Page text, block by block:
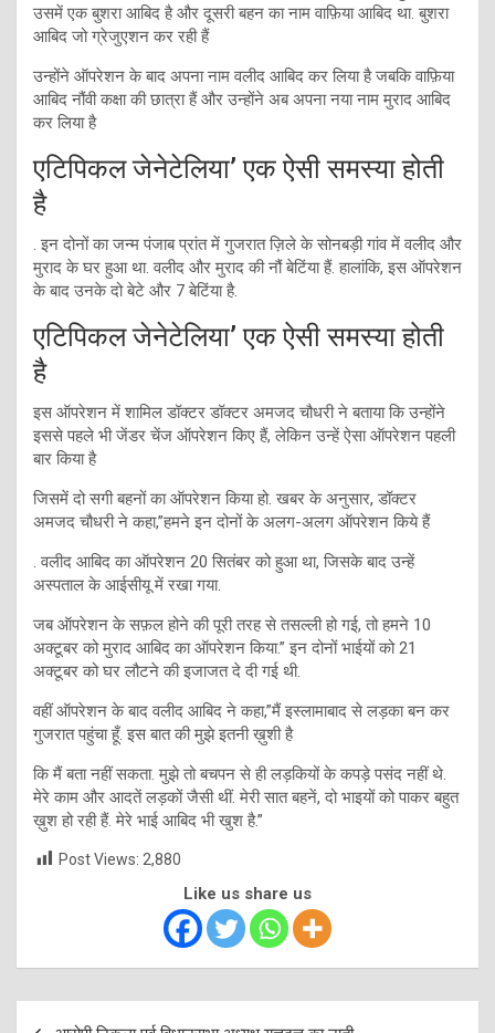
उसमें एक बुशरा आबिद है और दूसरी बहन का नाम वाफ़िया आबिद था. बुशरा
आबिद जो ग्रेजुएशन कर रही हैं
उन्होंने ऑपरेशन के बाद अपना नाम वलीद आबिद कर लिया है जबकि वाफ़िया
आबिद नौंवी कक्षा की छात्रा हैं और उन्होंने अब अपना नया नाम मुराद आबिद
कर लिया है
एटिपिकल जेनेटेलिया’ एक ऐसी समस्या होती
है
. इन दोनों का जन्म पंजाब प्रांत में गुजरात ज़िले के सोनबड़ी गांव में वलीद और
मुराद के घर हुआ था. वलीद और मुराद की नौं बेटिंया हैं. हालांकि, इस ऑपरेशन
के बाद उनके दो बेटे और 7 बेटिंया है.
एटिपिकल जेनेटेलिया’ एक ऐसी समस्या होती
है
इस ऑपरेशन में शामिल डॉक्टर डॉक्टर अमजद चौधरी ने बताया कि उन्होंने
इससे पहले भी जेंडर चेंज ऑपरेशन किए हैं, लेकिन उन्हें ऐसा ऑपरेशन पहली
बार किया है
जिसमें दो सगी बहनों का ऑपरेशन किया हो. खबर के अनुसार, डॉक्टर
अमजद चौधरी ने कहा,”हमने इन दोनों के अलग-अलग ऑपरेशन किये हैं
. वलीद आबिद का ऑपरेशन 20 सितंबर को हुआ था, जिसके बाद उन्हें
अस्पताल के आईसीयू में रखा गया.
जब ऑपरेशन के सफ़ल होने की पूरी तरह से तसल्ली हो गई, तो हमने 10
अक्टूबर को मुराद आबिद का ऑपरेशन किया.” इन दोनों भाईयों को 21
अक्टूबर को घर लौटने की इजाजत दे दी गई थी.
वहीं ऑपरेशन के बाद वलीद आबिद ने कहा,”मैं इस्लामाबाद से लड़का बन कर
गुजरात पहुंचा हूँ. इस बात की मुझे इतनी ख़ुशी है
कि मैं बता नहीं सकता. मुझे तो बचपन से ही लड़कियों के कपड़े पसंद नहीं थे.
मेरे काम और आदतें लड़कों जैसी थीं. मेरी सात बहनें, दो भाइयों को पाकर बहुत
ख़ुश हो रही हैं. मेरे भाई आबिद भी खुश है.”
Post Views: 2,880
Like us share us